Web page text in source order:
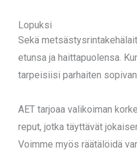
Lopuksi
Sekä
etunsa ja haittapuolensa.
tarpeisiisi parhaiten
AET tarjoaa valikoiman
reput, jotka täyttävät
Voimme myös räätälöidä